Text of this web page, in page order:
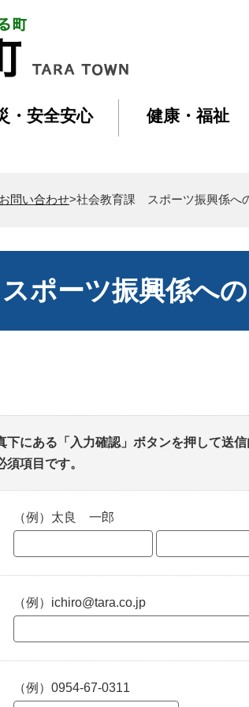
・安全安心 健康・福祉
問い合わせ>社会教育課 スポーツ振興係へ
ポーツ振興係へ
にある「入力確認」ボタンを押して送信
項目です。
（例）太良 一郎
（例）ichiro@tara.co.jp
（例）0954-67-0311